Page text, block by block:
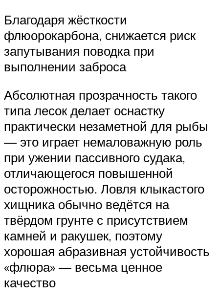
Благодаря жёсткости
флюорокарбона, снижается риск
запутывания поводка при
выполнении заброса
Абсолютная прозрачность такого
типа лесок делает оснастку
практически незаметной для рыбы
— это играет немаловажную роль
при ужении пассивного судака,
отличающегося повышенной
осторожностью. Ловля клыкастого
хищника обычно ведётся на
твёрдом грунте с присутствием
камней и ракушек, поэтому
хорошая абразивная устойчивость
«флюра» — весьма ценное
качество